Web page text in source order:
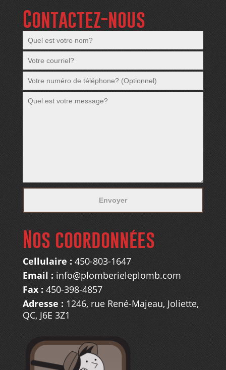
Contactez-nous
Nos coordonnées
Cellulaire :450-803-1647
Email :info@plomberieleplomb.com
Fax : 450-398-4857
Adresse : 1246, rue René-Majeau, Joliette,
QC, J6E 3Z1